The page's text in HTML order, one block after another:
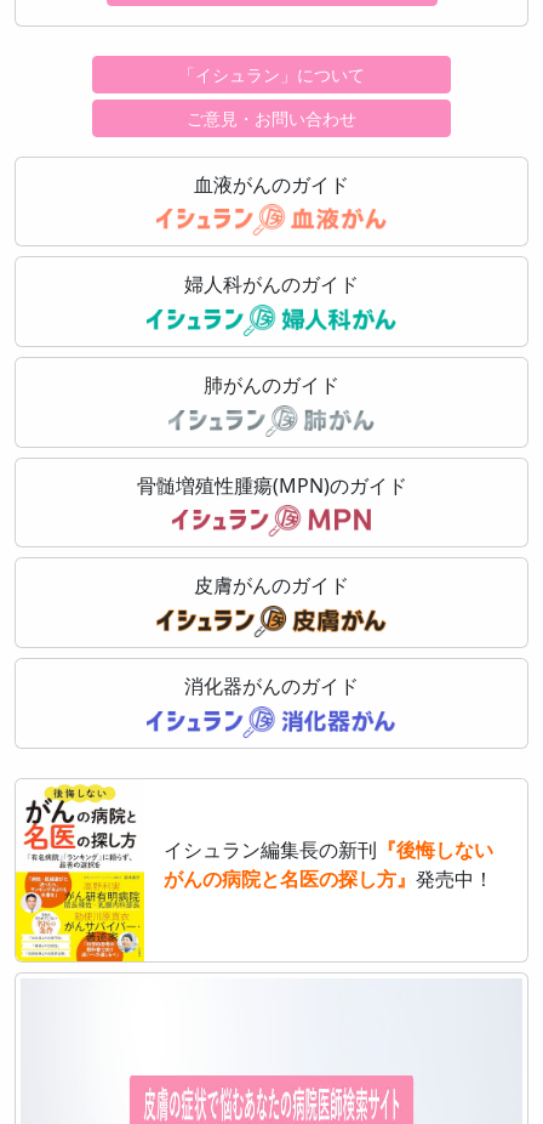
「イシュラン」について
ご意見・お問い合わせ
血液がんのガイド
婦人科がんのガイド
肺がんのガイド
骨髄増殖性腫瘍(MPN)のガイド
皮膚がんのガイド
消化器がんのガイド
イシュラン編集長の新刊
『後悔しない
がんの病院と名医の探し方』 発売中！